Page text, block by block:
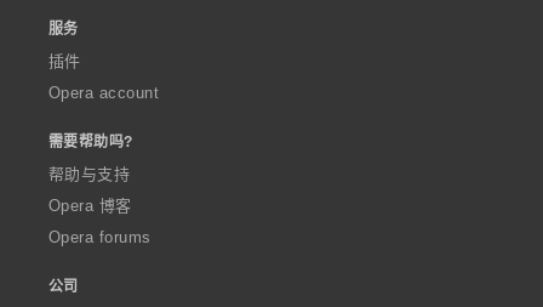
服务
插件
Opera account
需要帮助吗?
帮助与支持
Opera 博客
Opera forums
公司